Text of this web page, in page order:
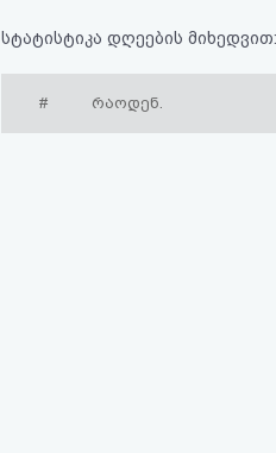
სტატისტიკა დღეების მიხედვით:
# რაოდენ.